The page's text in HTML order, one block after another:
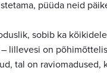
püüda neid
sobib ka
lillevesi on
tal on